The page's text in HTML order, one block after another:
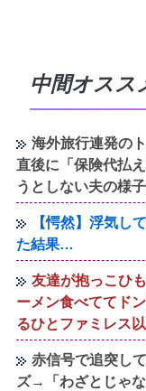
中間オスス
海外旅行連発の
直後に「保険代払
うとしない夫の様
【愕然】浮気し
た結果…
友達が抱っこひ
ーメン食べててド
るひとファミレス
赤信号で追突し
ズ→「わざとじゃ